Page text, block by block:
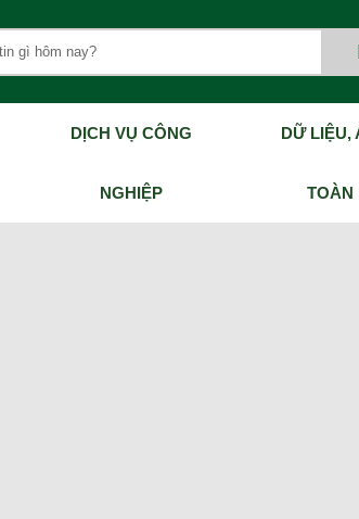
DỊCH VỤ CÔNG
NGHIỆP
DỮ LIỆU,
TOÀN